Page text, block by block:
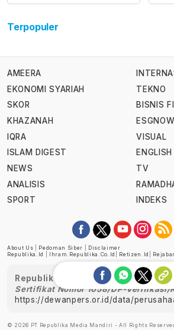
Terpopuler
AMEERA
EKONOMI SYARIAH
SKOR
KHAZANAH
IQRA
ISLAM DIGEST
NEWS
ANALISIS
SPORT
TEKNO
BISNIS
ESGNOW
VISUAL
ENGLISH
TV
INDEKS
About Us Pedoman Siber
Disclaimer
Republika.id
Ihram.republika.co.id Retizen.id
Republika telah diverifikasi oleh
Sertifikat Nomor 1058/DP-Verifikasi/
https://dewanpers.or.id/data/
© 2026 PT Republika Media Mandiri - All Rights